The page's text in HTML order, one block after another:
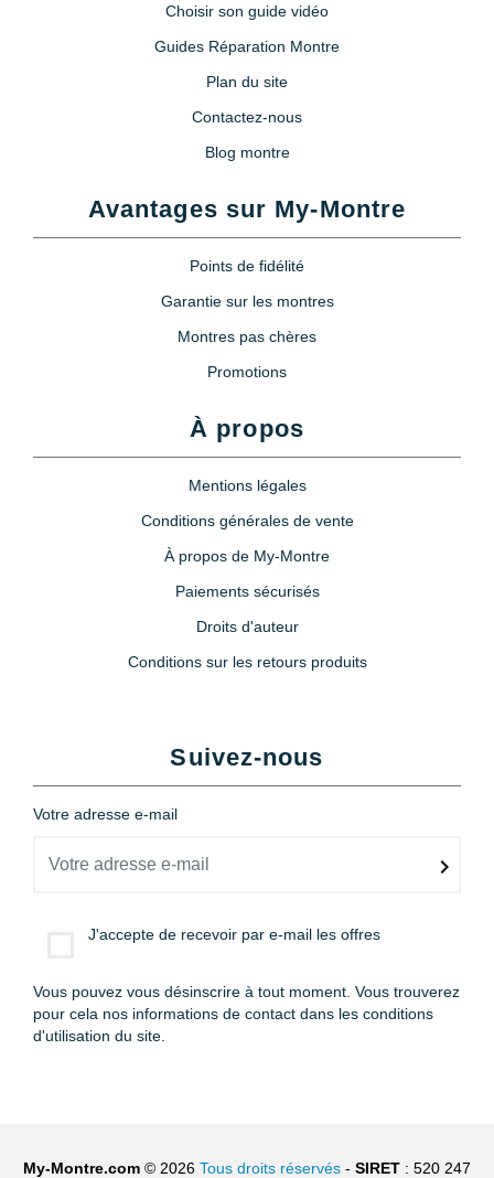
Choisir son guide vidéo
Guides Réparation Montre
Plan du site
Contactez-nous
Blog montre
Avantages sur My-Montre
Points de fidélité
Garantie sur les montres
Montres pas chères
Promotions
À propos
Mentions légales
Conditions générales de vente
À propos de My-Montre
Paiements sécurisés
Droits d'auteur
Conditions sur les retours produits
Suivez-nous
Votre adresse e-mail
J'accepte de recevoir par e-mail les offres
Vous pouvez vous désinscrire à tout moment. Vous trouverez
pour cela nos informations de contact dans les conditions
d'utilisation du site.
My-Montre.com © 2026 Tous droits réservés - SIRET : 520 247